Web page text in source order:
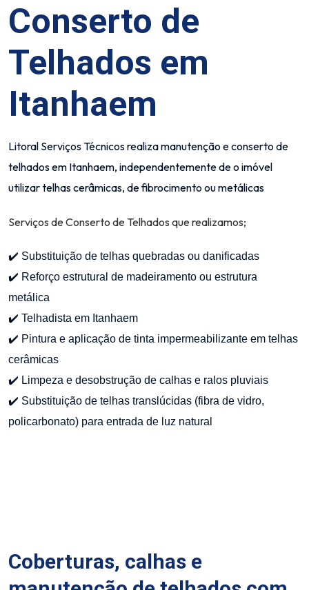
Conserto de
Telhados em
Itanhaem
Litoral Serviços Técnicos realiza manutenção e conserto de
telhados em Itanhaem, independentemente de o imóvel
utilizar telhas cerâmicas, de fibrocimento ou metálicas
Serviços de Conserto de Telhados que realizamos;
✔️ Substituição de telhas quebradas ou danificadas
✔️ Reforço estrutural de madeiramento ou estrutura
metálica
✔️ Telhadista em Itanhaem
✔️ Pintura e aplicação de tinta impermeabilizante em telhas
cerâmicas
✔️ Limpeza e desobstrução de calhas e ralos pluviais
✔️ Substituição de telhas translúcidas (fibra de vidro,
policarbonato) para entrada de luz natural
Coberturas, calhas e